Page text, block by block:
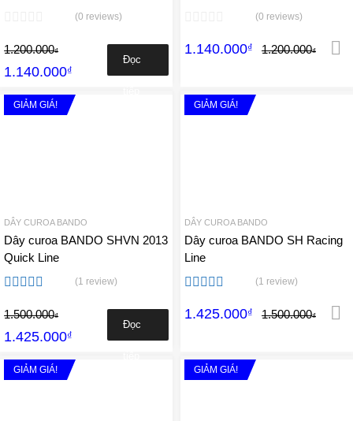
(0 reviews)
1.200.000₫
1.140.000₫
Đọc
(0 reviews)
1.200.000₫
1.140.000₫
GIẢM GIÁ!
DÂY CUROA BANDO
Dây curoa BANDO SHVN 2013
Quick Line
hạng5.005
sao
(1 review)
1.500.000₫
1.425.000₫
Đọc
GIẢM GIÁ!
DÂY CUROA BANDO
Dây curoa BANDO SH Racing
Line
hạng5.005
sao
(1 review)
1.500.000₫
1.425.000₫
GIẢM GIÁ! GIẢM GIÁ!